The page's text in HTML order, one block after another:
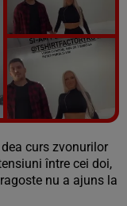
Vezi galeria foto
3 poze
curs zvonurilor
între cei doi,
nu a ajuns la